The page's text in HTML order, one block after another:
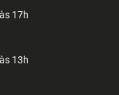
17h
13h